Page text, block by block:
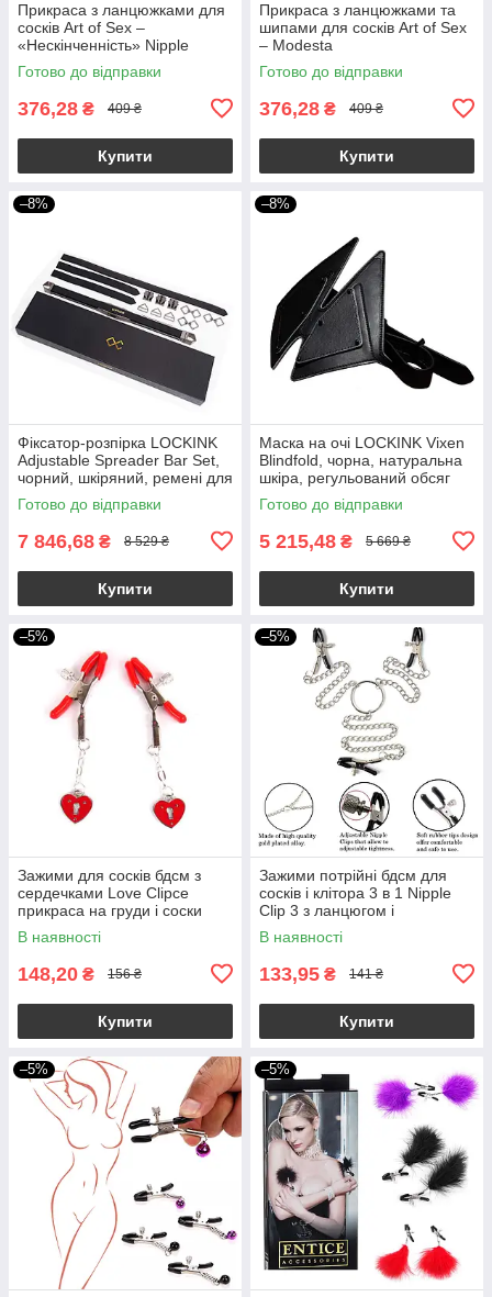
Прикраса з ланцюжками для
сосків Art of Sex –
«Нескінченність» Nipple
Jewerlry Infinity
Готово до відправки
376,28 ₴ 409 ₴
Купити
Прикраса з ланцюжками та
шипами для сосків Art of Sex
– Modesta
Готово до відправки
376,28 ₴ 409 ₴
Купити
–8%
Фіксатор-розпірка LOCKINK
Adjustable Spreader Bar Set,
чорний, шкіряний, ремені для
шиї, рук/ніг
Готово до відправки
7 846,68 ₴ 8 529 ₴
Купити
–8%
Маска на очі LOCKINK Vixen
Blindfold, чорна, натуральна
шкіра, регульований обсяг
Готово до відправки
5 215,48 ₴ 5 669 ₴
Купити
–5%
Зажими для сосків бдсм з
сердечками Love Clipce
прикраса на груди і соски
В наявності
148,20 ₴ 156 ₴
Купити
–5%
Зажими потрійні бдсм для
сосків і клітора 3 в 1 Nipple
Clip 3 з ланцюгом і
регулюванням
В наявності
133,95 ₴ 141 ₴
Купити
–5% –5%